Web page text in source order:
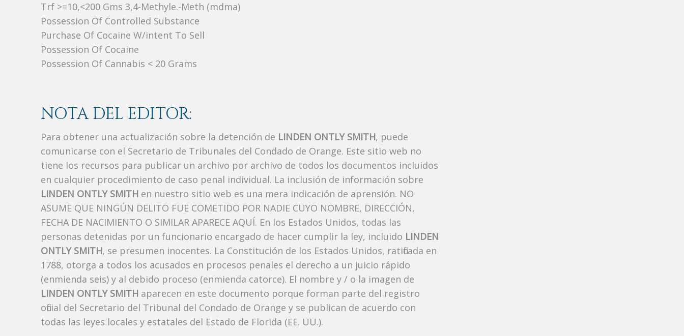
Trf >=10,<200 Gms 3,4-Methyle.-Meth (mdma)
Possession Of Controlled Substance
Purchase Of Cocaine W/intent To Sell
Possession Of Cocaine
Possession Of Cannabis < 20 Grams
NOTA DEL EDITOR:
Para obtener una actualización sobre la detención de LINDEN ONTLY SMITH, puede
comunicarse con el Secretario de Tribunales del Condado de Orange. Este sitio web no
tiene los recursos para publicar un archivo por archivo de todos los documentos incluidos
en cualquier procedimiento de caso penal individual. La inclusión de información sobre
LINDEN ONTLY SMITH en nuestro sitio web es una mera indicación de aprensión. NO
ASUME QUE NINGÚN DELITO FUE COMETIDO POR NADIE CUYO NOMBRE, DIRECCIÓN,
FECHA DE NACIMIENTO O SIMILAR APARECE AQUÍ. En los Estados Unidos, todas las
personas detenidas por un funcionario encargado de hacer cumplir la ley, incluido LINDEN
ONTLY SMITH, se presumen inocentes. La Constitución de los Estados Unidos, ratificada en
1788, otorga a todos los acusados ​​en procesos penales el derecho a un juicio rápido
(enmienda seis) y al debido proceso (enmienda catorce). El nombre y / o la imagen de
LINDEN ONTLY SMITH aparecen en este documento porque forman parte del registro
oficial del Secretario del Tribunal del Condado de Orange y se publican de acuerdo con
todas las leyes locales y estatales del Estado de Florida (EE. UU.).